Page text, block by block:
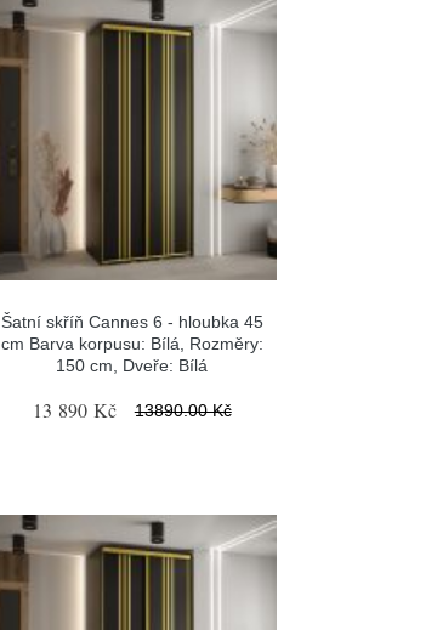
Šatní skříň Cannes 6 - hloubka 45
cm Barva korpusu: Bílá, Rozměry:
150 cm, Dveře: Bílá
13 890 Kč 13890.00 Kč